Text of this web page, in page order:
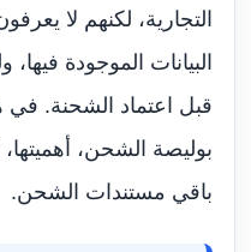
التجارية، لكنهم لا
البيانات الموجودة
قبل اعتماد الشحنة.
بوليصة الشحن، أهميتها،
باقي مستندات الشحن.